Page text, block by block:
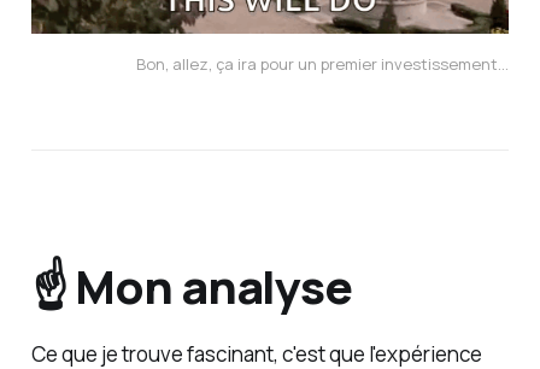
Bon, allez, ça ira pour un premier investissement...
☝️ Mon analyse
Ce que je trouve fascinant, c'est que l'expérience